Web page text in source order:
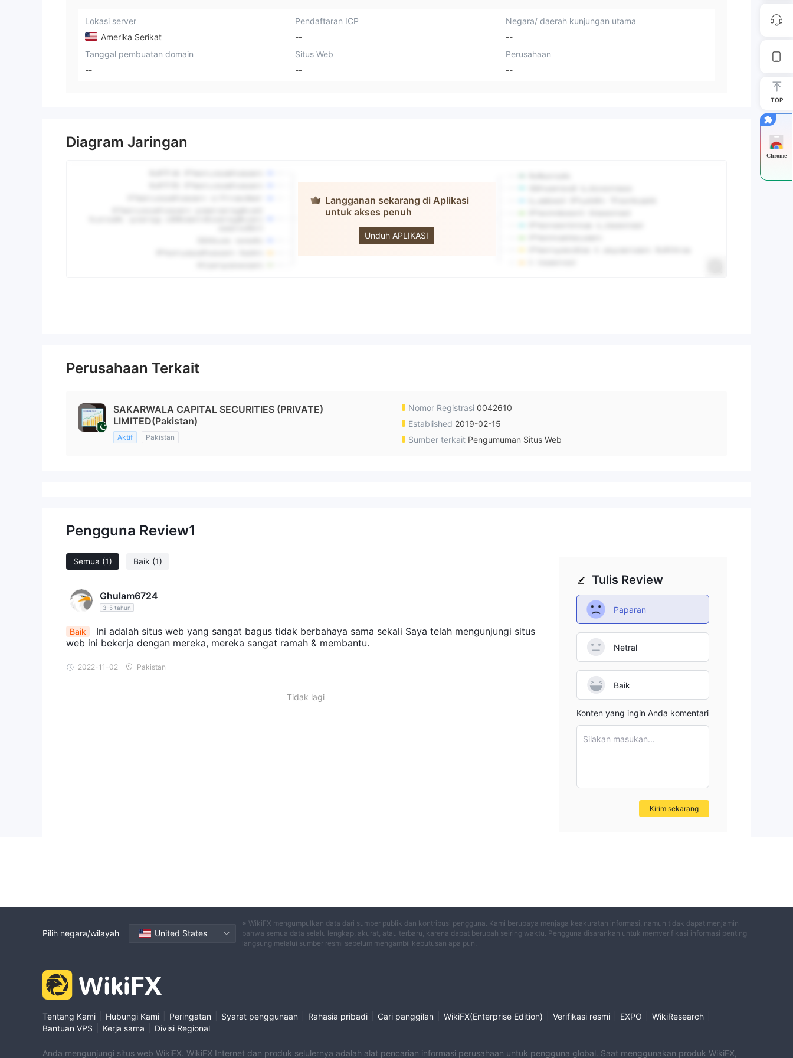
Lokasi server
Amerika Serikat
Pendaftaran ICP
--
Negara/ daerah kunjungan utama
--
Tanggal pembuatan domain
--
Situs Web
--
Perusahaan
--
Diagram Jaringan
Langganan sekarang di Aplikasi
untuk akses penuh
Unduh APLIKASI
SCSL
Perusahaan Terkait
SAKARWALA CAPITAL SECURITIES (PRIVATE)
LIMITED(Pakistan)
Aktif Pakistan
Nomor Registrasi 0042610
Established 2019-02-15
Sumber terkait Pengumuman Situs Web
Pengguna Review1
Semua (1) Baik (1)
Ghulam6724
3-5 tahun
Baik
Ini adalah situs web yang sangat bagus tidak berbahaya sama sekali Saya telah mengunjungi situs
web ini bekerja dengan mereka, mereka sangat ramah & membantu.
2022-11-02 Pakistan
Tidak lagi
Tulis Review
Paparan
Netral
Baik
Konten yang ingin Anda komentari
Silakan masukan...
Kirim sekarang
TOP
Chrome
Pilih negara/wilayah United States
※ WikiFX mengumpulkan data dari sumber publik dan kontribusi pengguna. Kami berupaya menjaga keakuratan informasi, namun tidak dapat menjamin
bahwa semua data selalu lengkap, akurat, atau terbaru, karena dapat berubah seiring waktu. Pengguna disarankan untuk memverifikasi informasi penting
langsung melalui sumber resmi sebelum mengambil keputusan apa pun.
Tentang Kami Hubungi Kami Peringatan Syarat penggunaan Rahasia pribadi Cari panggilan WikiFX(Enterprise Edition) Verifikasi resmi EXPO WikiResearch
Bantuan VPS
Kerja sama Divisi Regional
Anda mengunjungi situs web WikiFX. WikiFX Internet dan produk selulernya adalah alat pencarian informasi perusahaan untuk pengguna global. Saat menggunakan produk WikiFX,